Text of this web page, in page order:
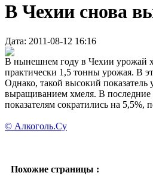
В Чехии снова
Дата: 2011-08-12 16:16
В нынешнем году в Чехии урожай
практически 1,5 тонны урожая. В
Однако, такой высокий показатель
выращиванием хмеля. В последние
показателям сократились на
© Алкоголь.Су
Похожие страницы :